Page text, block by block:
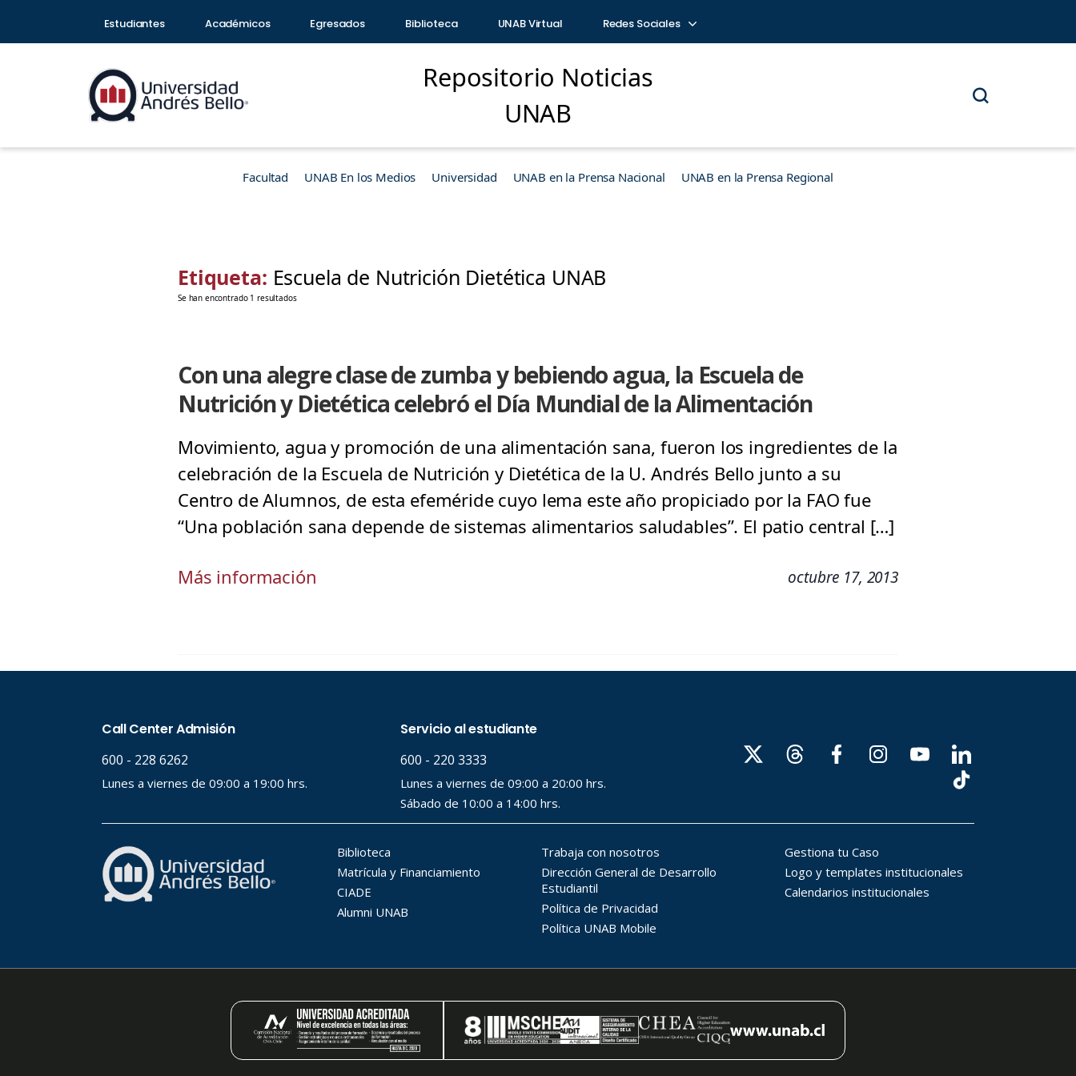
Estudiantes Académicos Egresados Biblioteca UNAB Virtual Redes Sociales
Repositorio Noticias
UNAB
Facultad UNAB En los Medios Universidad UNAB en la Prensa Nacional UNAB en la Prensa Regional
Etiqueta: Escuela de Nutrición Dietética UNAB
Se han encontrado 1 resultados
Con una alegre clase de zumba y bebiendo agua, la Escuela de
Nutrición y Dietética celebró el Día Mundial de la Alimentación
Movimiento, agua y promoción de una alimentación sana, fueron los ingredientes de la
celebración de la Escuela de Nutrición y Dietética de la U. Andrés Bello junto a su
Centro de Alumnos, de esta efeméride cuyo lema este año propiciado por la FAO fue
“Una población sana depende de sistemas alimentarios saludables”. El patio central […]
Más información octubre 17, 2013